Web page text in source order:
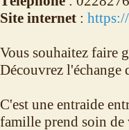
Site internet :
Vous souhaitez faire
Découvrez l'échange
C'est une entraide
famille prend soin de